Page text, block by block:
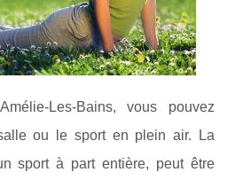
Les-Bains, vous pouvez
ou le sport en plein air. La
sport à part entière, peut être